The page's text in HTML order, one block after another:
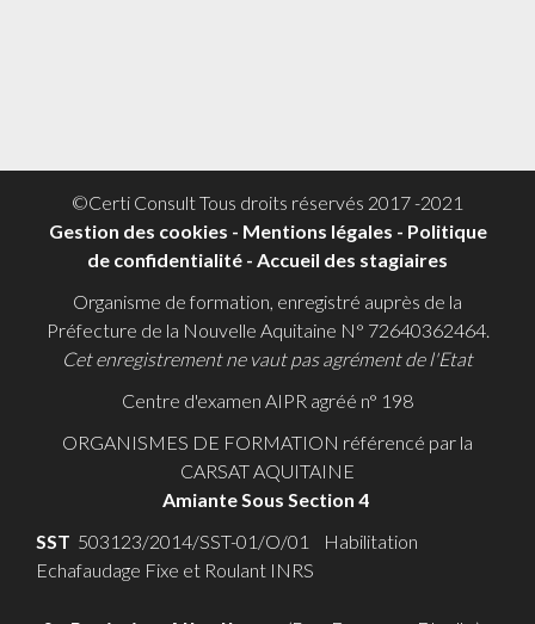
©Certi Consult Tous droits réservés 2017 -2021
Gestion des cookies - Mentions légales - Politique
de confidentialité - Accueil des stagiaires
Organisme de formation, enregistré auprès de la
Préfecture de la Nouvelle Aquitaine N° 72640362464.
Cet enregistrement ne vaut pas agrément de l'Etat
Centre d'examen AIPR agréé n° 198
ORGANISMES DE FORMATION référencé par la
CARSAT AQUITAINE
Amiante Sous Section 4
SST 503123/2014/SST-01/O/01 Habilitation
Echafaudage Fixe et Roulant INRS